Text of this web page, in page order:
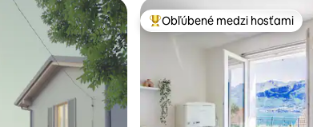
Najobľúbenejšie medzi hosťami
Obľúbené medzi hosťami